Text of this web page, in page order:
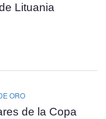
Lituania
ORO
de la Copa